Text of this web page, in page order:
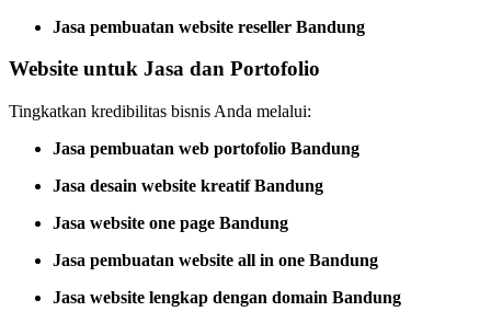
Jasa pembuatan website reseller Bandung
Website untuk Jasa dan Portofolio
Tingkatkan kredibilitas bisnis Anda melalui:
Jasa pembuatan web portofolio Bandung
Jasa desain website kreatif Bandung
Jasa website one page Bandung
Jasa pembuatan website all in one Bandung
Jasa website lengkap dengan domain Bandung